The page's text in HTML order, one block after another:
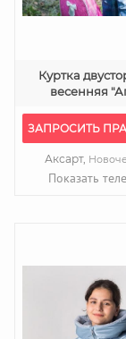
Куртка
весенняя
ЗАПРОСИТЬ
Аксарт,
Показать